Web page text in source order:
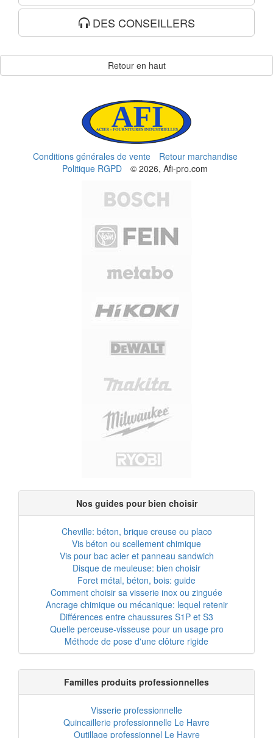
DES CONSEILLERS
Retour en haut
Conditions générales de vente
Retour marchandise
Politique RGPD
© 2026, Afi-pro.com
Nos guides pour bien choisir
Cheville: béton, brique creuse ou placo
Vis béton ou scellement chimique
Vis pour bac acier et panneau sandwich
Disque de meuleuse: bien choisir
Foret métal, béton, bois: guide
Comment choisir sa visserie inox ou zinguée
Ancrage chimique ou mécanique: lequel retenir
Différences entre chaussures S1P et S3
Quelle perceuse-visseuse pour un usage pro
Méthode de pose d'une clôture rigide
Familles produits professionnelles
Visserie professionnelle
Quincaillerie professionnelle Le Havre
Outillage professionnel Le Havre